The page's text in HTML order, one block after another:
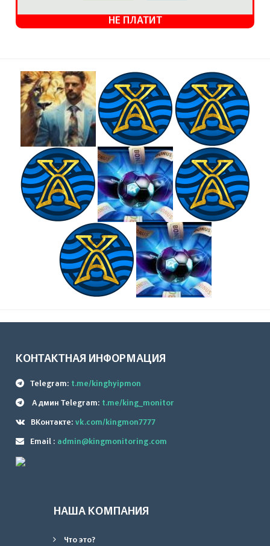
НЕ ПЛАТИТ
КОНТАКТНАЯ ИНФОРМАЦИЯ
Telegram: t.me/kinghyipmon
Админ Telegram: t.me/king_monitor
ВКонтакте:vk.com/kingmon7777
Email : admin@kingmonitoring.com
НАША КОМПАНИЯ
Что это?